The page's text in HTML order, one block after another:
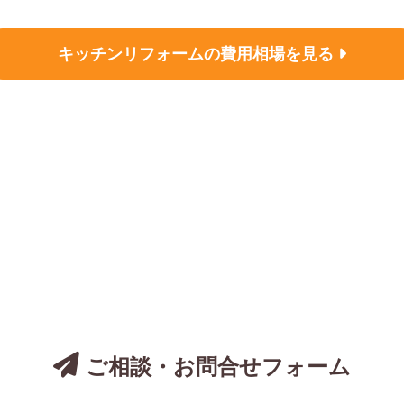
キッチンリフォームの費用相場を見る
ご相談・お問合せフォーム